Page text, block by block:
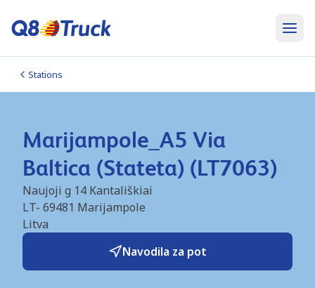
Stations
Marijampole_A5 Via
Baltica (Stateta) (LT7063)
Naujoji g 14 Kantališkiai
LT- 69481 Marijampole
Litva
Navodila za pot